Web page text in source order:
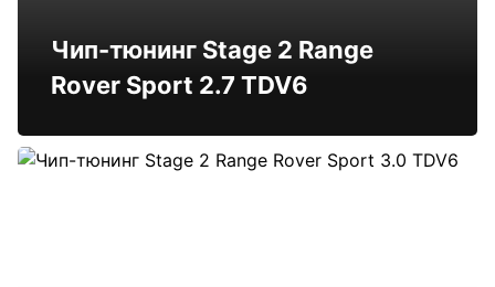
Чип-тюнинг Stage 2 Range
Rover Sport 2.7 TDV6